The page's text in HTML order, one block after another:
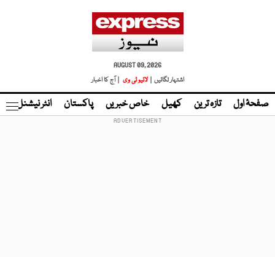
AUGUST 09, 2026
اشتہار لگائیں |
لائیو ٹی وی | آج کا اخبار
صفحۂ اول تازہ ترین کھیل خاص خبریں پاکستان انٹر نیشنل